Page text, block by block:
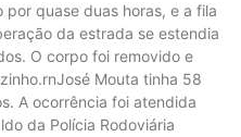
quase duas horas, e a fila
da estrada se estendia
O corpo foi removido e
Mouta tinha 58
A ocorrência foi atendida
da Polícia Rodoviária